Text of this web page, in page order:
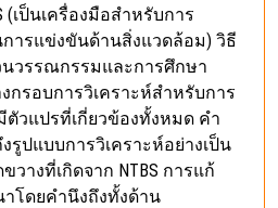
(เป็นเครื่องมือสำหรับการ
ารแข่งขันด้านสิ่งแวดล้อม) วิธี
วรรณกรรมและการศึกษา
กรอบการวิเคราะห์สำหรับการ
ตัวแปรที่เกี่ยวข้องทั้งหมด คำ
รูปแบบการวิเคราะห์อย่างเป็น
างที่เกิดจาก NTBS การแก้
โดยคำนึงถึงทั้งด้าน